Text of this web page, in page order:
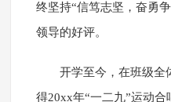
终坚持“信笃志坚，奋勇
领导的好评。
开学至今，在班级全
得20xx年“一二九”运动